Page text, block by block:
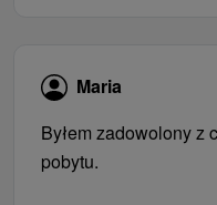
Maria
Byłem zadowolony z
pobytu.